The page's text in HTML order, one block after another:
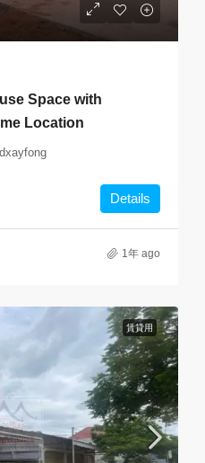
Space with
Location
Details
1年 ago
賃貸用